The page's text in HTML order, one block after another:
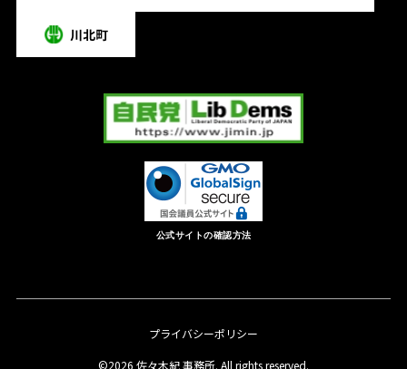
公式サイトの確認方法
プライバシーポリシー
©2026 佐々木紀 事務所. All rights reserved.